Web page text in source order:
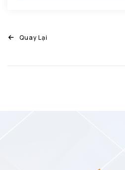
Quay Lại